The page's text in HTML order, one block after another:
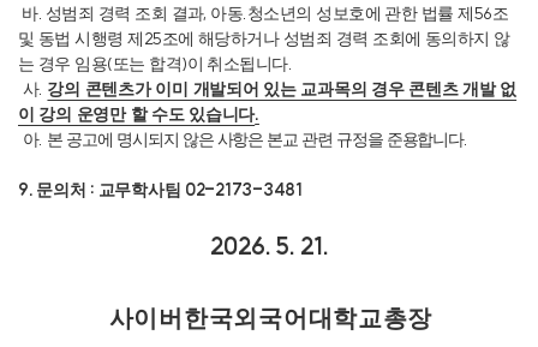
바. 성범죄 경력 조회 결과, 아동. 청소년의 성보호에 관한 법률 제 56조
및 동법 시행령 제 25조에 해당하거나 성범죄 경력 조회에 동의하지 않
는 경우 임용(또는 합격)이 취소됩니다.
사. 강의 콘텐츠가 이미 개발되어 있는 교과목의 경우 콘텐츠 개발 없
이 강의 운영만 할 수도 있습니다.
아. 본 공고에 명시되지 않은 사항은 본교 관련 규정을 준용합니다.
9. 문의처 : 교무학사팀 02-2173-3481
2026. 5. 21.
사 이 버 한 국 외 국 어 대 학 교 총 장